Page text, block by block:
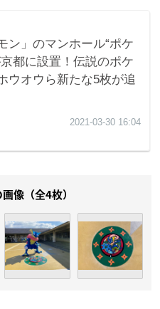
像（全4枚）